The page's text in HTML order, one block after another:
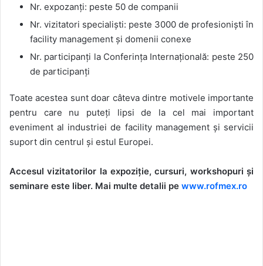
Nr. expozanți: peste 50 de companii
Nr. vizitatori specialiști: peste 3000 de profesioniști în
facility management și domenii conexe
Nr. participanți la Conferința Internațională: peste 250
de participanți
Toate acestea sunt doar câteva dintre motivele importante
pentru care nu puteți lipsi de la cel mai important
eveniment al industriei de facility management și servicii
suport din centrul și estul Europei.
Accesul vizitatorilor la expoziție, cursuri, workshopuri și
seminare este liber. Mai multe detalii pe www.rofmex.ro